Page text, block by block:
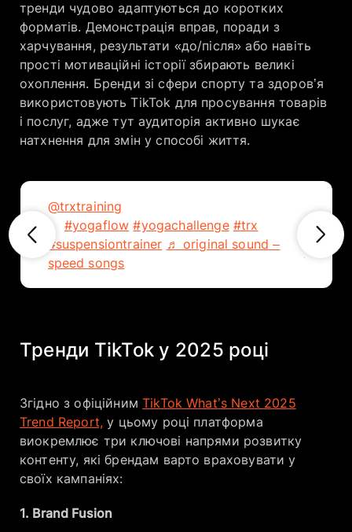
тренди чудово адаптуються до коротких
форматів. Демонстрація вправ, поради з
харчування, результати «до/після» або навіть
прості мотиваційні історії збирають великі
охоплення. Бренди зі сфери спорту та здоров’я
використовують TikTok для просування товарів
і послуг, адже тут аудиторія активно шукає
натхнення для змін у способі життя.
@trxtraining
#yogaflow #yogachallenge #trx
#suspensiontrainer ♬ original sound –
speed songs
♬
Тренди TikTok у 2025 році
Згідно з офіційнимTikTok What’s Next 2025
Trend Report, у цьому році платформа
виокремлює три ключові напрями розвитку
контенту, які брендам варто враховувати у
своїх кампаніях:
1. Brand Fusion